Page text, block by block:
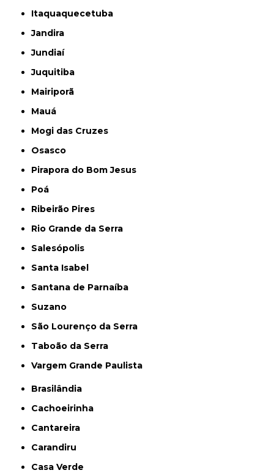
Itaquaquecetuba
Jandira
Jundiaí
Juquitiba
Mairiporã
Mauá
Mogi das Cruzes
Osasco
Pirapora do Bom Jesus
Poá
Ribeirão Pires
Rio Grande da Serra
Salesópolis
Santa Isabel
Santana de Parnaíba
Suzano
São Lourenço da Serra
Taboão da Serra
Vargem Grande Paulista
Brasilândia
Cachoeirinha
Cantareira
Carandiru
Casa Verde